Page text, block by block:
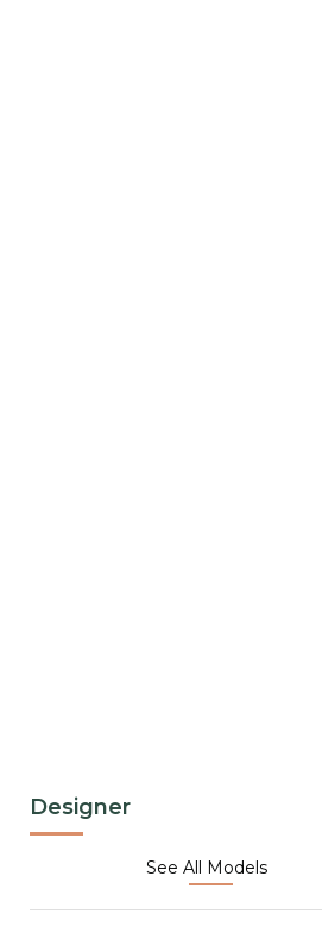
Designer
See All Models